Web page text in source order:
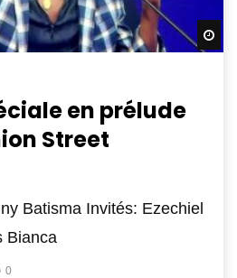
en prélude
Street
Batisma Invités: Ezechiel
Bianca
0